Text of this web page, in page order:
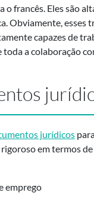
francês. Eles são
Obviamente,
capazes de
a colaboração
jurídicos
em termos
emprego